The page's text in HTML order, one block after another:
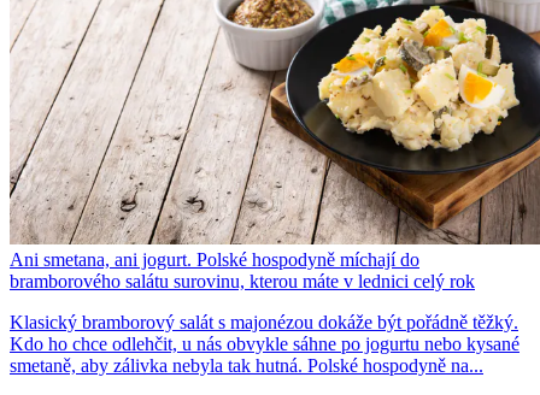
Ani smetana, ani jogurt. Polské hospodyně míchají do
bramborového salátu surovinu, kterou máte v lednici celý rok
Klasický bramborový salát s majonézou dokáže být pořádně těžký.
Kdo ho chce odlehčit, u nás obvykle sáhne po jogurtu nebo kysané
smetaně, aby zálivka nebyla tak hutná. Polské hospodyně na...